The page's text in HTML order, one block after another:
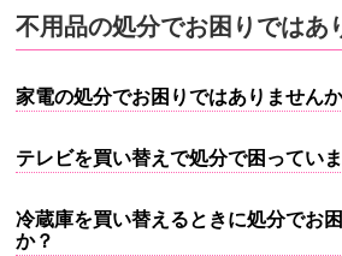
不用品の処分でお困りではあ
家電の処分でお困りではありません
テレビを買い替えで処分で困ってい
冷蔵庫を買い替えるときに処分でお
か？